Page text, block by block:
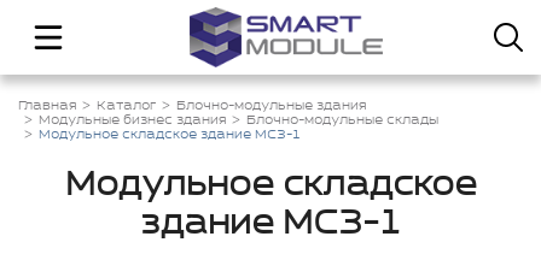
Главная Каталог
Блочно-модульные здания
Модульные бизнес здания
Блочно-модульные склады
Модульное складское здание МСЗ-1
Модульное складское
здание МСЗ-1